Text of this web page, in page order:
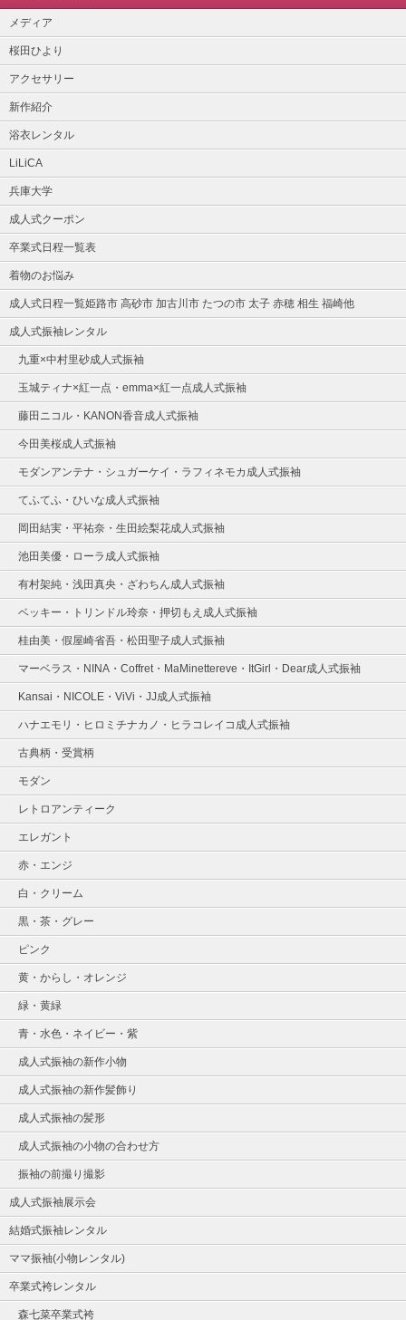
メディア
桜田ひより
アクセサリー
新作紹介
浴衣レンタル
LiLiCA
兵庫大学
成人式クーポン
卒業式日程一覧表
着物のお悩み
成人式日程一覧姫路市 高砂市 加古川市 たつの市 太子 赤穂 相生 福崎他
成人式振袖レンタル
九重×中村里砂成人式振袖
玉城ティナ×紅一点・emma×紅一点成人式振袖
藤田ニコル・KANON香音成人式振袖
今田美桜成人式振袖
モダンアンテナ・シュガーケイ・ラフィネモカ成人式振袖
てふてふ・ひいな成人式振袖
岡田結実・平祐奈・生田絵梨花成人式振袖
池田美優・ローラ成人式振袖
有村架純・浅田真央・ざわちん成人式振袖
ベッキー・トリンドル玲奈・押切もえ成人式振袖
桂由美・假屋崎省吾・松田聖子成人式振袖
マーベラス・NINA・Coffret・MaMinettereve・ItGirl・Dear成人式振袖
Kansai・NICOLE・ViVi・JJ成人式振袖
ハナエモリ・ヒロミチナカノ・ヒラコレイコ成人式振袖
古典柄・受賞柄
モダン
レトロアンティーク
エレガント
赤・エンジ
白・クリーム
黒・茶・グレー
ピンク
黄・からし・オレンジ
緑・黄緑
青・水色・ネイビー・紫
成人式振袖の新作小物
成人式振袖の新作髪飾り
成人式振袖の髪形
成人式振袖の小物の合わせ方
振袖の前撮り撮影
成人式振袖展示会
結婚式振袖レンタル
ママ振袖(小物レンタル)
卒業式袴レンタル
森七菜卒業式袴